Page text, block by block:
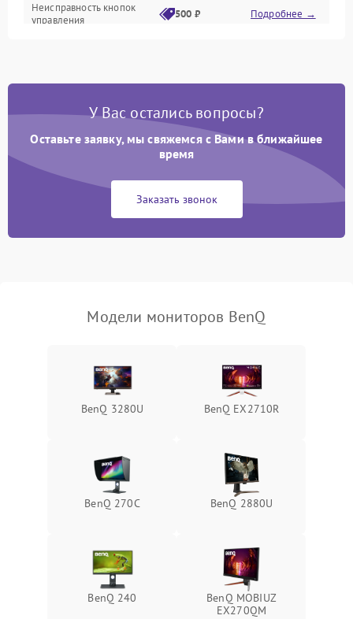
Неисправность кнопок
управления
500 ₽ Подробнее →
питания
Подробнее →
защиты от перегрузок
1000 ₽ Подробнее →
1000 ₽
Неисправность системы
перенапряжения
Подробнее →
защиты от замыкания
Подробнее →
Повреждение системы
защиты от перегрузок
Подробнее →
Неисправность системы
защиты от перегрева
Подробнее →
Поломка системы защиты
Подробнее →
У Вас остались вопросы?
Оставьте заявку, мы свяжемся с Вами в ближайшее
время
Заказать звонок
Модели мониторов BenQ
BenQ 3280U BenQ EX2710R
BenQ 270C BenQ 2880U
BenQ 240
BenQ MOBIUZ
EX270QM